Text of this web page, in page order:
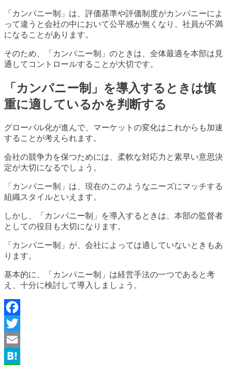
「カンパニー制」は、評価基準や評価制度がカンパニーによ
って違うと会社の中において公平感が無くなり、社員が不満
になることがあります。
そのため、「カンパニー制」のときは、全体最適を本部は見
通してコントロールすることが大切です。
「カンパニー制」を導入するときは慎
重に適しているかを判断する
グローバル化が進んで、マーケットの変化はこれからも加速
することが考えられます。
会社の競争力を保つためには、柔軟な対応力と素早い意思決
定が大切になるでしょう。
「カンパニー制」は、現在のこのようなニーズにマッチする
組織スタイルといえます。
しかし、「カンパニー制」を導入するときは、本部の監督者
としての役目も大切になります。
「カンパニー制」が、会社によっては適していないときもあ
ります。
基本的に、「カンパニー制」は経営手法の一つであると考
え、十分に検討して導入しましょう。
Facebook
Twitter
Email